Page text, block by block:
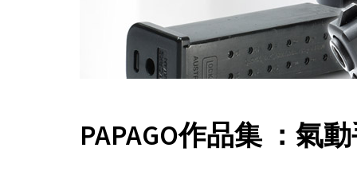
PAPAGO作品集 ：氣